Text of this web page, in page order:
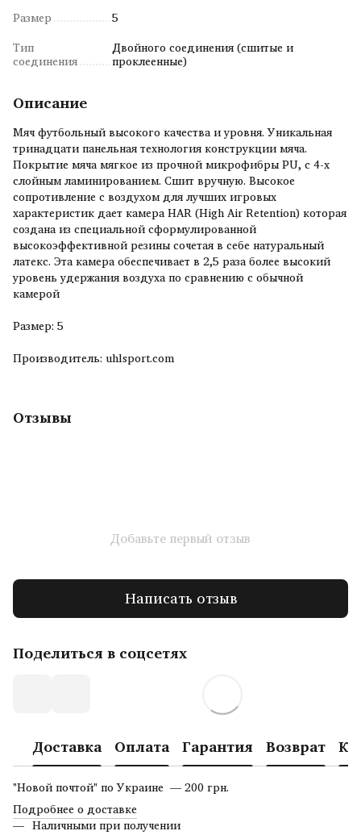
Размер
5
Тип
соединения
Двойного соединения (сшитые и
проклеенные)
Описание
Мяч футбольный высокого качества и уровня. Уникальная
тринадцати панельная технология конструкции мяча.
Покрытие мяча мягкое из прочной микрофибры PU, с 4-х
слойным ламинированием. Сшит вручную. Высокое
сопротивление с воздухом для лучших игровых
характеристик дает камера HAR (High Air Retention) которая
создана из специальной сформулированной
высокоэффективной резины сочетая в себе натуральный
латекс. Эта камера обеспечивает в 2,5 раза более высокий
уровень удержания воздуха по сравнению с обычной
камерой
Размер: 5
Производитель: uhlsport.com
Отзывы
Добавьте первый отзыв
Написать отзыв
Поделиться в соцсетях
Доставка Оплата Гарантия Возврат
"Новой почтой" по Украине — 200 грн.
Подробнее о доставке
Наличными при получении